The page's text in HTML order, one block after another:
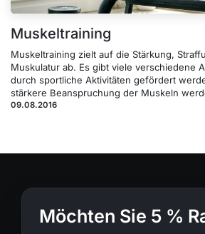
Muskeltraining
Muskeltraining zielt auf die Stärkung,
Muskulatur ab. Es gibt viele verschiedene
durch sportliche Aktivitäten gefördert
stärkere Beanspruchung der Muskeln
09.08.2016
Möchten Sie 5 %